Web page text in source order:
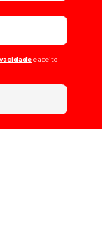
e aceito